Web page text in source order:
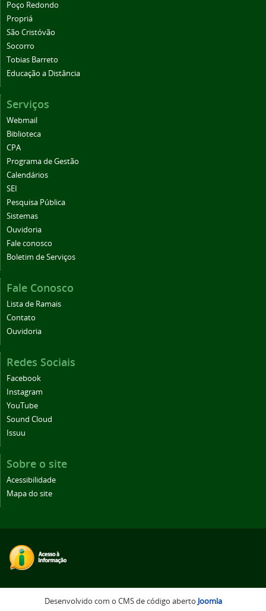
Poço Redondo
Propriá
São Cristóvão
Socorro
Tobias Barreto
Educação a Distância
Serviços
Webmail
Biblioteca
CPA
Programa de Gestão
Calendários
SEI
Pesquisa Pública
Sistemas
Ouvidoria
Fale conosco
Boletim de Serviços
Fale Conosco
Lista de Ramais
Contato
Ouvidoria
Redes Sociais
Facebook
Instagram
YouTube
Sound Cloud
Issuu
Sobre o site
Acessibilidade
Mapa do site
Desenvolvido com o CMS de código aberto Joomla